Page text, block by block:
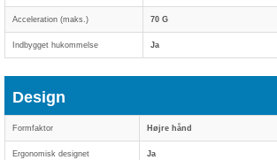
Acceleration (maks.) 70 G
Indbygget hukommelse Ja
Design
Formfaktor Højre hånd
Ergonomisk designet Ja